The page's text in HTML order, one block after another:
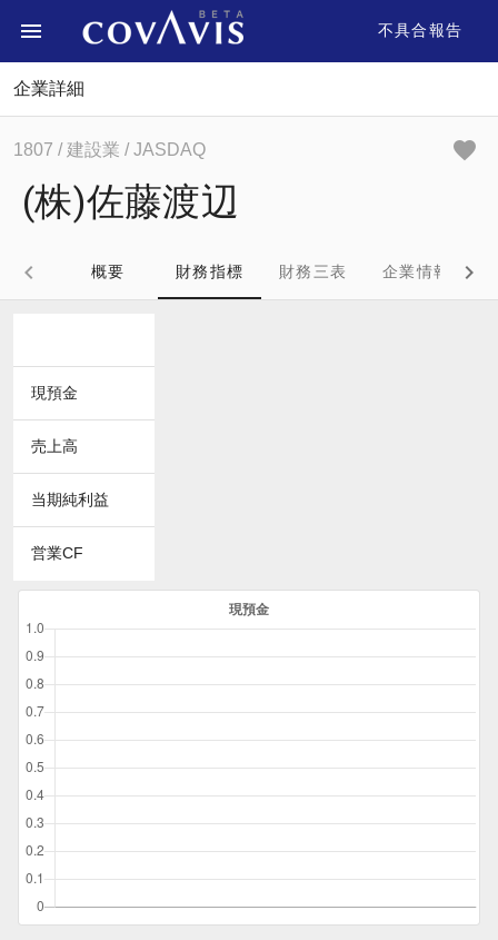
不具合報告
企業詳細
1807 / 建設業 / JASDAQ
(株)佐藤渡辺
概要 財務指標 財務三表 企業情報
現預金
売上高
当期純利益
営業CF